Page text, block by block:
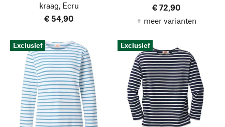
kraag, Ecru
€ 54,90
€ 72,90
+ meer varianten
Exclusief Exclusief